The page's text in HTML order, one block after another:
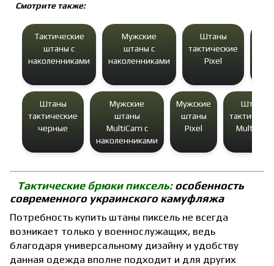
Cмотрите также:
Тактические
штаны с
наколенниками
Мужские
штаны с
наколенниками
Штаны
тактические
Pixel
Штаны
тактические
черные
Мужские
штаны
MultiCam с
наколенниками
Мужские
штаны
Pixel
Штаны
MultiCam
Тактические брюки пиксель:особенность
современного украинского камуфляжа
Потребность купить штаны пиксель не всегда
возникает только у военнослужащих, ведь
благодаря универсальному дизайну и удобству
данная одежда вполне подходит и для других